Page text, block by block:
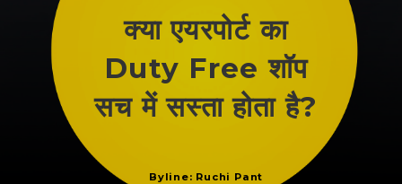
Byline: Ruchi Pant
क्या एयरपोर्ट का
Duty Free शॉप
सच में सस्ता होता है?